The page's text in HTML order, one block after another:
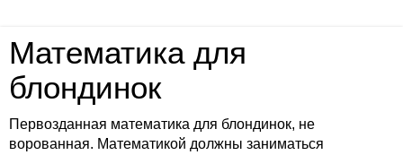
Математика для
блондинок
Первозданная математика для блондинок, не
ворованная. Математикой должны заниматься